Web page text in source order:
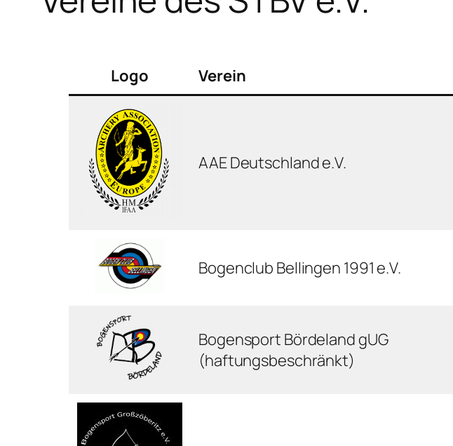
Logo Verein
AAE Deutschland e.V.
Bogenclub Bellingen 1991 e.V.
Bogensport Bördeland gUG
(haftungsbeschränkt)